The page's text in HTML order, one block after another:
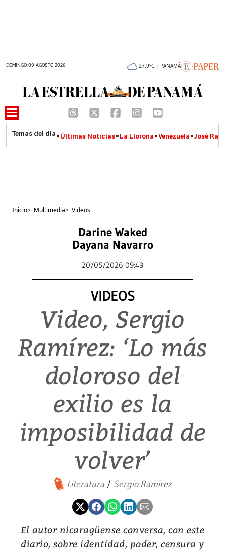
DOMINGO 09 AGOSTO 2026 27.9°C | PANAMÁ
Últimas Noticias La Llorona Venezuela José
Inicio> Multimedia> Videos
Darine Waked
Dayana Navarro
20/05/2026 09:49
VIDEOS
Video, Sergio
Ramírez: ‘Lo más
doloroso del
exilio es la
imposibilidad de
volver’
Literatura Sergio Ramirez
El autor nicaragüense conversa, con este
diario, sobre identidad, poder, censura y